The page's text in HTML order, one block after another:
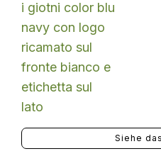
Siehe